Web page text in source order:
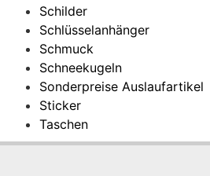
Schilder
Schlüsselanhänger
Schmuck
Schneekugeln
Sonderpreise Auslaufartikel
Sticker
Taschen